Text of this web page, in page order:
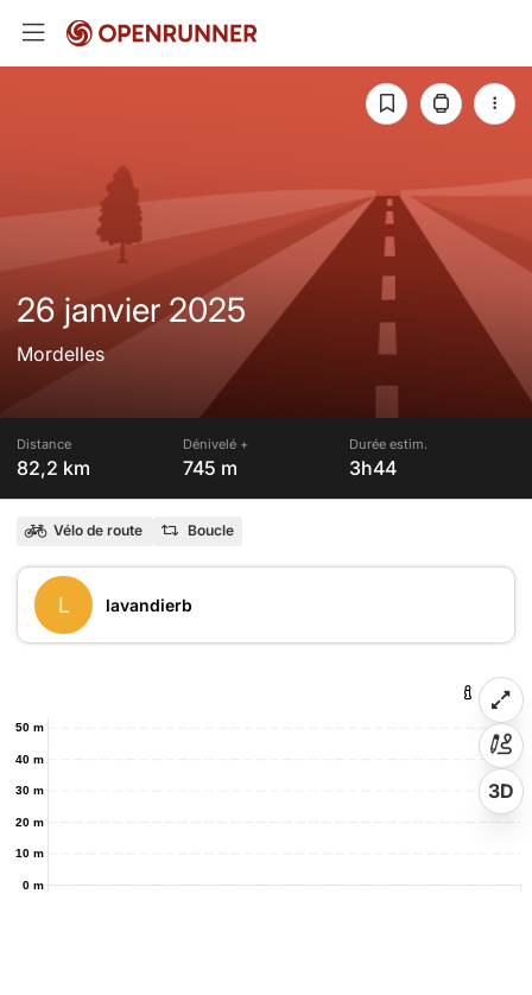
26 janvier 2025
Mordelles
Distance
82,2 km
Dénivelé +
745 m
Durée estim.
3h44
Vélo de route Boucle
L lavandierb
0 m
10 m
20 m
30 m
40 m
50 m
3D